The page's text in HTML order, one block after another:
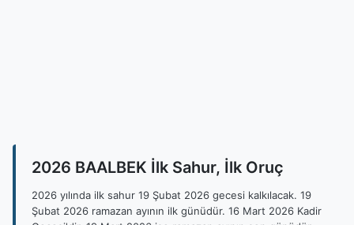
2026 BAALBEK İlk Sahur, İlk Oruç
2026 yılında ilk sahur 19 Şubat 2026 gecesi kalkılacak. 19
Şubat 2026 ramazan ayının ilk günüdür. 16 Mart 2026 Kadir